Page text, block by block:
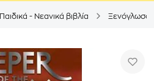
Παιδικά - Νεανικά βιβλία